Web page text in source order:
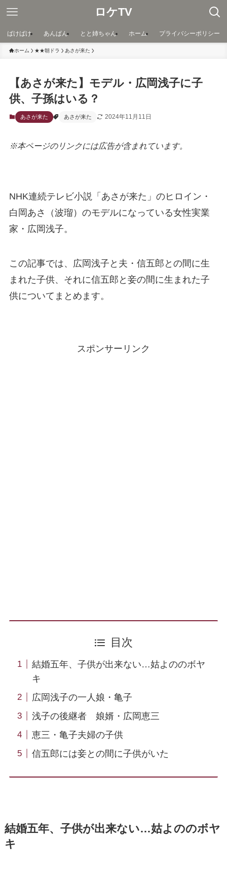
ロケTV
ばけばけ あんぱん とと姉ちゃん ホーム プライバシーポリシー
ホーム ★★朝ドラ あさが来た
【あさが来た】モデル・広岡浅子に子
供、子孫はいる？
あさが来た あさが来た 2024年11月11日
※本ページのリンクには広告が含まれています。
NHK連続テレビ小説「あさが来た」のヒロイン・
白岡あさ（波瑠）のモデルになっている女性実業
家・広岡浅子。
この記事では、広岡浅子と夫・信五郎との間に生
まれた子供、それに信五郎と妾の間に生まれた子
供についてまとめます。
スポンサーリンク
目次
結婚五年、子供が出来ない…姑よののボヤ
キ
広岡浅子の一人娘・亀子
浅子の後継者 娘婿・広岡恵三
恵三・亀子夫婦の子供
信五郎には妾との間に子供がいた
結婚五年、子供が出来ない…姑よののボヤ
キ